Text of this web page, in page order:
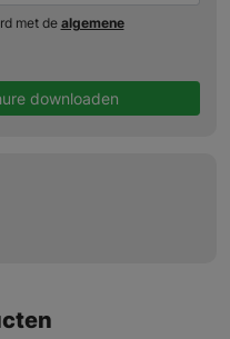
met de algemene
Brochure downloaden